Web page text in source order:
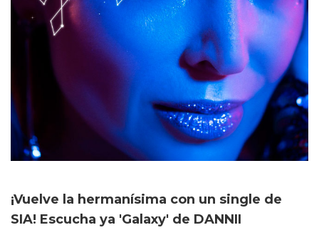
¡Vuelve la hermanísima con un single de
SIA! Escucha ya 'Galaxy' de DANNII